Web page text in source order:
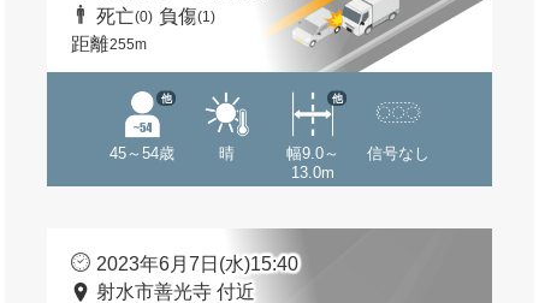
死亡(0) 負傷(1)
距離255m
45～54歳
他
晴
幅9.0～
13.0m
他
信号なし
2023年6月7日(水)15:40
射水市善光寺 付近